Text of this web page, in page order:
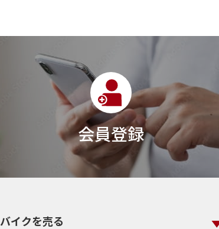
会員登録
バイクを売る